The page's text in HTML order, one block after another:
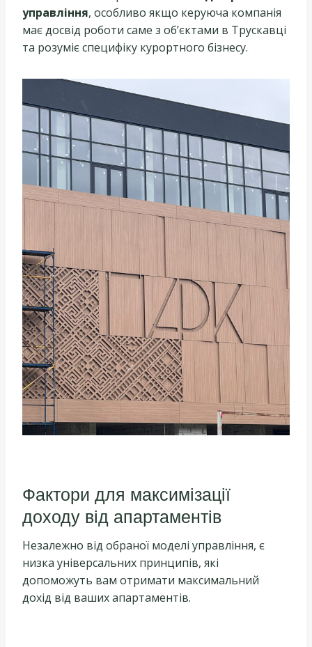
управління, особливо якщо керуюча компанія
має досвід роботи саме з об’єктами в Трускавці
та розуміє специфіку курортного бізнесу.
Фактори для максимізації
доходу від апартаментів
Незалежно від обраної моделі управління, є
низка універсальних принципів, які
допоможуть вам отримати максимальний
дохід від ваших апартаментів.